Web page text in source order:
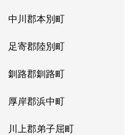
中川郡本別町
足寄郡陸別町
釧路郡釧路町
厚岸郡浜中町
川上郡弟子屈町